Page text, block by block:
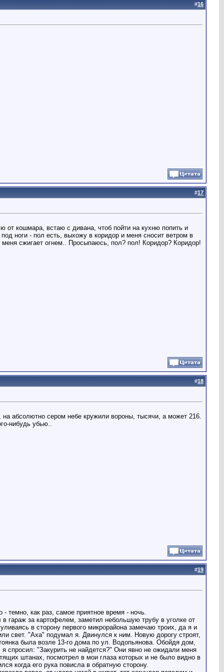
#16
#17
кошмара, встаю с дивана, чтоб пойти на кухню попить и
ноги - пол есть, выхожу в коридор и меня сносит ветром в
сжигает огнем.. Просыпаюсь, пол? пол! Коридор? Коридор!
#18
абсолютно сером небе кружили вороны, тысячи, а может 216.
нибудь убью..
#19
темно, как раз, самое приятное время - ночь.
гараж за картофелем, заметил небольшую трубу в уголке от
в сторону первого микрорайона замечаю троих, да я и
свет. "Аха" подумал я. Двинулся к ним. Новую дорогу строят,
была возле 13-го дома по ул. Водопьянова. Обойдя дом,
спросил: "Закурить не найдется?" Они явно не ожидали меня
штанах, посмотрел в мои глаза которых и не было видно в
когда его рука повисла в обратную сторону.